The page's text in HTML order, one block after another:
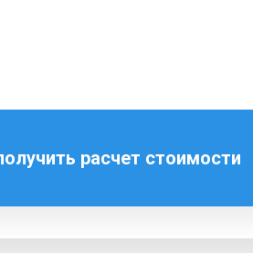
расчет стоимости